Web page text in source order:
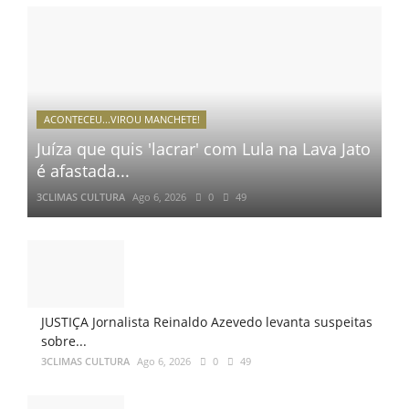
ACONTECEU...VIROU MANCHETE!
Juíza que quis 'lacrar' com Lula na Lava Jato
é afastada...
3CLIMAS CULTURA Ago 6, 2026 0 49
JUSTIÇA Jornalista Reinaldo Azevedo levanta suspeitas
sobre...
3CLIMAS CULTURA Ago 6, 2026 0 49